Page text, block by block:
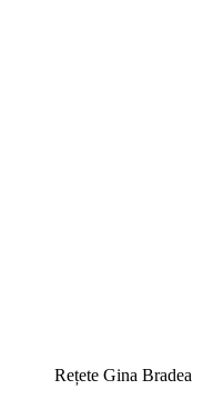
Rețete Gina Bradea